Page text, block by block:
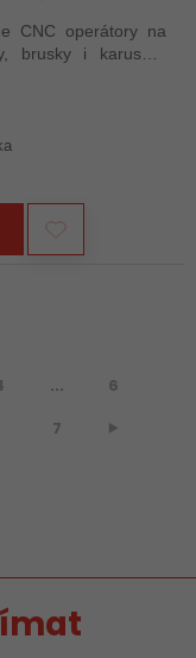
CNC operátory na
brusky i karusely.
i absolventi
... 6
7 ⯈